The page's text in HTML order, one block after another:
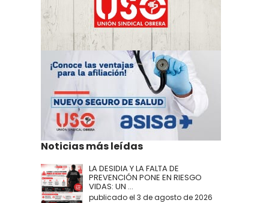
Noticias más leídas
LA DESIDIA Y LA FALTA DE
PREVENCIÓN PONE EN RIESGO
VIDAS: UN ...
publicado el 3 de agosto de 2026